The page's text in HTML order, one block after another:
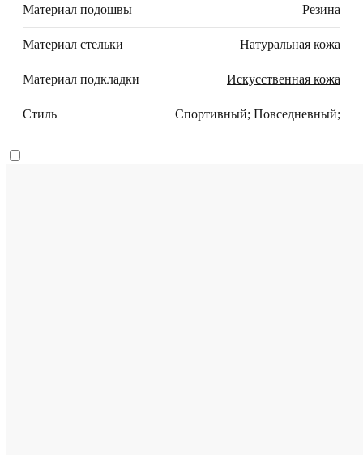
Материал подошвы Резина
Материал стельки Натуральная кожа
Материал подкладки Искусственная кожа
Стиль Спортивный; Повседневный;